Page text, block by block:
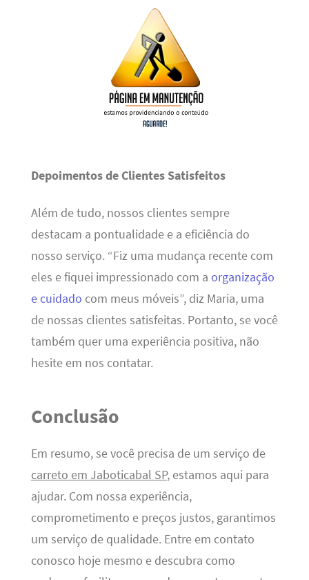
Depoimentos de Clientes Satisfeitos
Além de tudo, nossos clientes sempre
destacam a pontualidade e a eficiência do
nosso serviço. “Fiz uma mudança recente com
eles e fiquei impressionado com a organização
e cuidado com meus móveis”, diz Maria, uma
de nossas clientes satisfeitas. Portanto, se você
também quer uma experiência positiva, não
hesite em nos contatar.
Conclusão
Em resumo, se você precisa de um serviço de
carreto em Jaboticabal SP, estamos aqui para
ajudar. Com nossa experiência,
comprometimento e preços justos, garantimos
um serviço de qualidade. Entre em contato
conosco hoje mesmo e descubra como